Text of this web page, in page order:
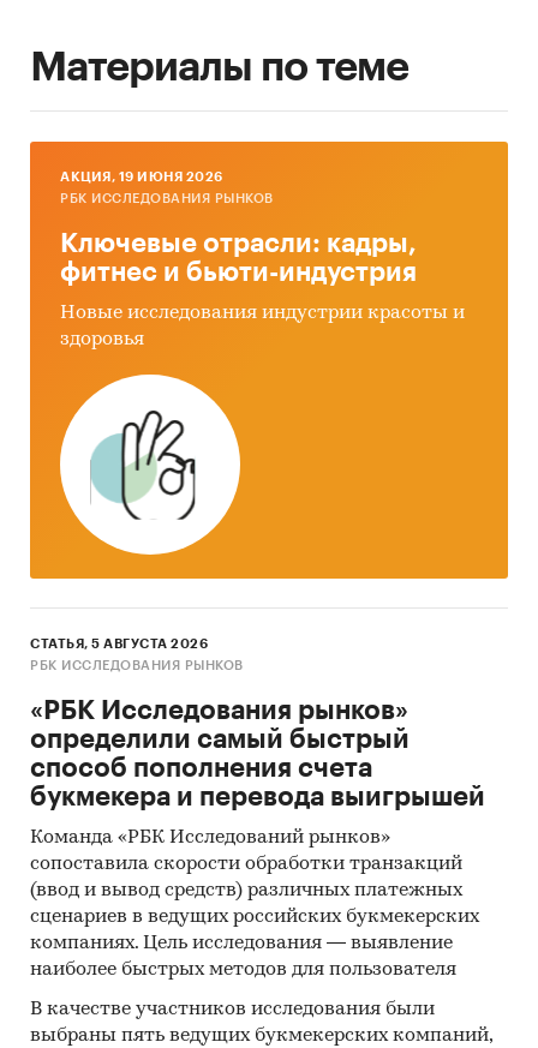
Материалы по теме
AКЦИЯ, 19 ИЮНЯ 2026
РБК ИССЛЕДОВАНИЯ РЫНКОВ
Ключевые отрасли: кадры,
фитнес и бьюти-индустрия
Новые исследования индустрии красоты и
здоровья
СТАТЬЯ, 5 АВГУСТА 2026
РБК ИССЛЕДОВАНИЯ РЫНКОВ
«РБК Исследования рынков»
определили самый быстрый
способ пополнения счета
букмекера и перевода выигрышей
Команда «РБК Исследований рынков»
сопоставила скорости обработки транзакций
(ввод и вывод средств) различных платежных
сценариев в ведущих российских букмекерских
компаниях. Цель исследования — выявление
наиболее быстрых методов для пользователя
В качестве участников исследования были
выбраны пять ведущих букмекерских компаний,